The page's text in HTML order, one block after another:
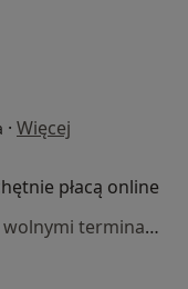
· Więcej
płacą online
Brak dostępnych specjalistów z wolnymi terminami w tym centrum medycznym.